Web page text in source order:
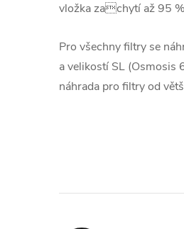
vložka zachytí až 95
Pro všechny filtry se
a velikostí SL (Osmosis
náhrada pro filtry od